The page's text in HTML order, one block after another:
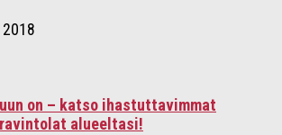
on – katso ihastuttavimmat
alueeltasi!